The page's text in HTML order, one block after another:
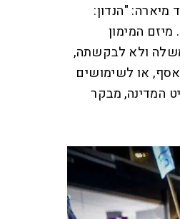
"הנדון:
המימון
ולא לבקשתה,
או לשימושים
המדינה, מבקר